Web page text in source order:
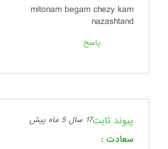
mitonam begam chezy kam
nazashtand
پاسخ
پیوند ثابت17 سال 5 ماه پیش
سعادت :